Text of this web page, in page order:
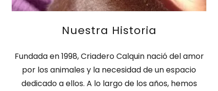
Nuestra Historia
Fundada en 1998, Criadero Calquin nació del amor
por los animales y la necesidad de un espacio
dedicado a ellos. A lo largo de los años, hemos